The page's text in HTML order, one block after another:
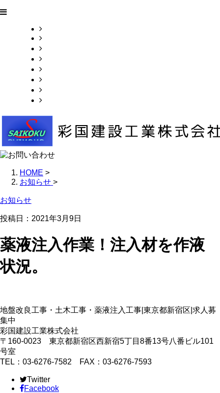
HOME >
お知らせ >
お知らせ
投稿日：2021年3月9日
薬液注入作業！注入材を作液
状況。
地盤改良工事・土木工事・薬液注入工事|東京都新宿区|求人募
集中
彩国建設工業株式会社
〒160-0023 東京都新宿区西新宿5丁目8番13号八番ビル101
号室
TEL：03-6276-7582 FAX：03-6276-7593
Twitter
Facebook